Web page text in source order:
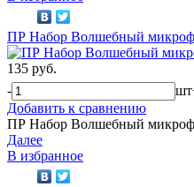
ПР Набор Волшебный
135 руб.
-
шт
Добавить к сравнению
ПР Набор Волшебный
Далее
В избранное